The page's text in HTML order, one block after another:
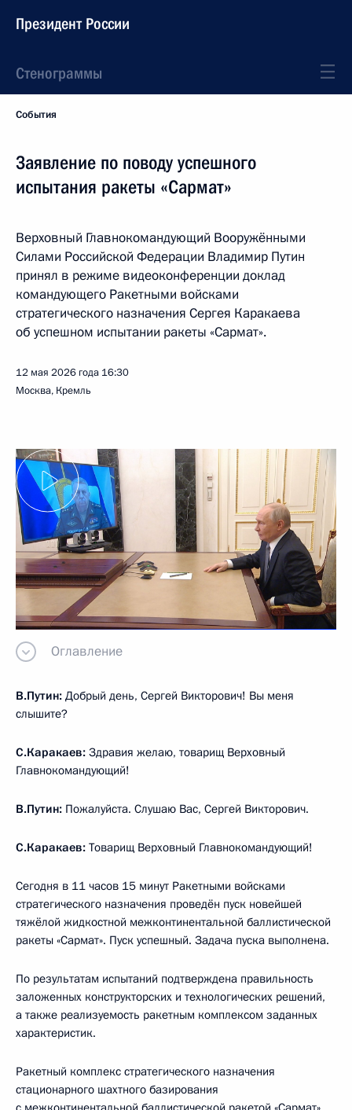
Президент России
Стенограммы
События
Заявление по поводу успешного
испытания ракеты «Сармат»
Верховный Главнокомандующий Вооружёнными
Силами Российской Федерации Владимир Путин
принял в режиме видеоконференции доклад
командующего Ракетными войсками
стратегического назначения Сергея Каракаева
об успешном испытании ракеты «Сармат».
12 мая 2026 года 16:30
Москва, Кремль
Оглавление
В.Путин: Добрый день, Сергей Викторович! Вы меня
слышите?
С.Каракаев: Здравия желаю, товарищ Верховный
Главнокомандующий!
В.Путин: Пожалуйста. Слушаю Вас, Сергей Викторович.
С.Каракаев: Товарищ Верховный Главнокомандующий!
Сегодня в 11 часов 15 минут Ракетными войсками
стратегического назначения проведён пуск новейшей
тяжёлой жидкостной межконтинентальной баллистической
ракеты «Сармат». Пуск успешный. Задача пуска выполнена.
По результатам испытаний подтверждена правильность
заложенных конструкторских и технологических решений,
а также реализуемость ракетным комплексом заданных
характеристик.
Ракетный комплекс стратегического назначения
стационарного шахтного базирования